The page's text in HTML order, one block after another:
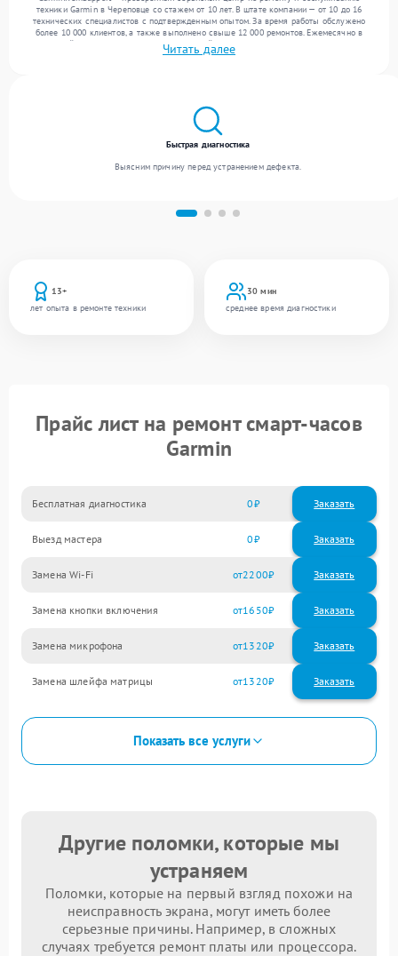
техники Garmin в Череповце со стажем от 10 лет. В штате компании — от 10 до 16
технических специалистов с подтвержденным опытом. За время работы обслужено
более 10 000 клиентов, а также выполнено свыше 12 000 ремонтов. Ежемесячно в
сервисный центр поступает более 300 устройств, включая , , . Мы беремся за задачи
любой сложности и обеспечиваем надежный результат благодаря отлаженным
Читать далее
13+
лет опыта в ремонте техники
30 мин
среднее время диагностики
Быстрая диагностика
Выясним причину перед устранением дефекта.
Прайс лист на ремонт смарт-часов
Garmin
Бесплатная диагностика 0 Заказать
Выезд мастера 0 Заказать
Замена Wi-Fi 2200
Замена кнопки включения 1650
Замена микрофона 1320
Замена шлейфа матрицы 1320
Показать все услуги
Другие поломки, которые мы
устраняем
Поломки, которые на первый взгляд похожи на
неисправность экрана, могут иметь более
серьезные причины. Например, в сложных
случаях требуется ремонт платы или процессора.